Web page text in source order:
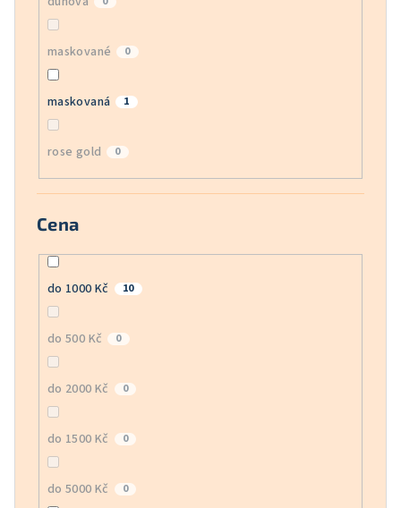
maskované 0
maskovaná 1
rose gold 0
Cena
do 1000 Kč 10
do 500 Kč 0
do 2000 Kč 0
do 1500 Kč 0
do 5000 Kč 0